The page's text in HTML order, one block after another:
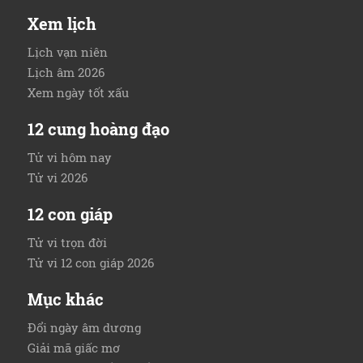
Xem lịch
Lịch vạn niên
Lịch âm 2026
Xem ngày tốt xấu
12 cung hoàng đạo
Tử vi hôm nay
Tử vi 2026
12 con giáp
Tử vi trọn đời
Tử vi 12 con giáp 2026
Mục khác
Đổi ngày âm dương
Giải mã giấc mơ